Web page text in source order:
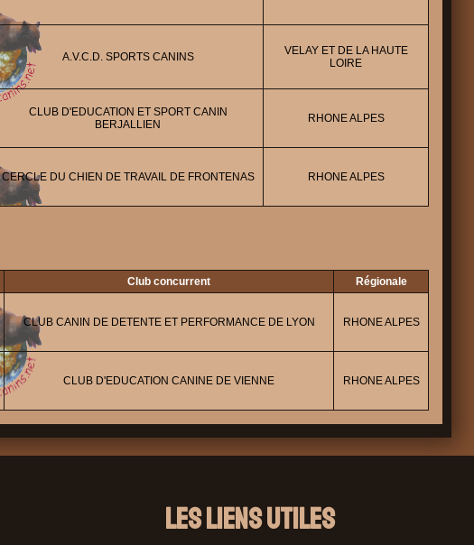
A.V.C.D. SPORTS CANINS
VELAY ET DE LA HAUTE
LOIRE
CLUB D'EDUCATION ET SPORT CANIN
BERJALLIEN
RHONE ALPES
CERCLE DU CHIEN DE TRAVAIL DE FRONTENAS RHONE ALPES
Club concurrent Régionale
CLUB CANIN DE DETENTE ET PERFORMANCE DE LYON RHONE ALPES
CLUB D'EDUCATION CANINE DE VIENNE RHONE ALPES
Les liens utiles